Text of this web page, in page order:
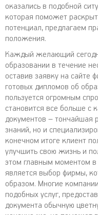
оказались в подобной
которая поможет
потенциал, предлагаем
положения.
Каждый желающий
образовании в течение
оставив заявку на сайте
готовых дипломов об
пользуется огромным
становится все больше с
документов – тончайшая
знаний, но и
конечном итоге клиент
улучшить свою жизнь и
этом главным моментом в
является выбор фирмы,
образом. Многие
подобных услуг,
документа обычную